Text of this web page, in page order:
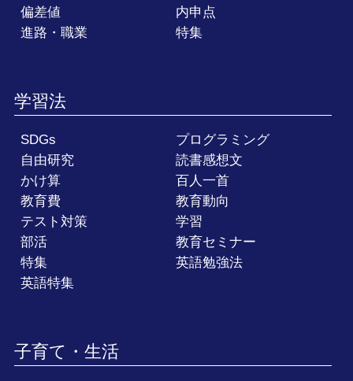
偏差値
内申点
進路・職業
特集
学習法
SDGs
プログラミング
自由研究
読書感想文
かけ算
百人一首
教育費
教育動向
テスト対策
学習
部活
教育セミナー
特集
英語勉強法
英語特集
子育て・生活